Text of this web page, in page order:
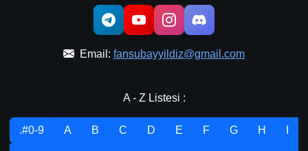
Email: fansubayyildiz@gmail.com
A - Z Listesi :
.#0-9 A B C D E F G H